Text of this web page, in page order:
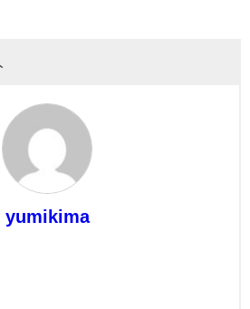
yumikima